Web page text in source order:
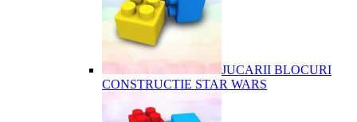
JUCARII BLOCURI
CONSTRUCTIE STAR WARS